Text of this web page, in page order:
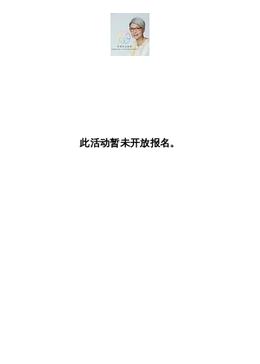
此活动暂未开放报名。